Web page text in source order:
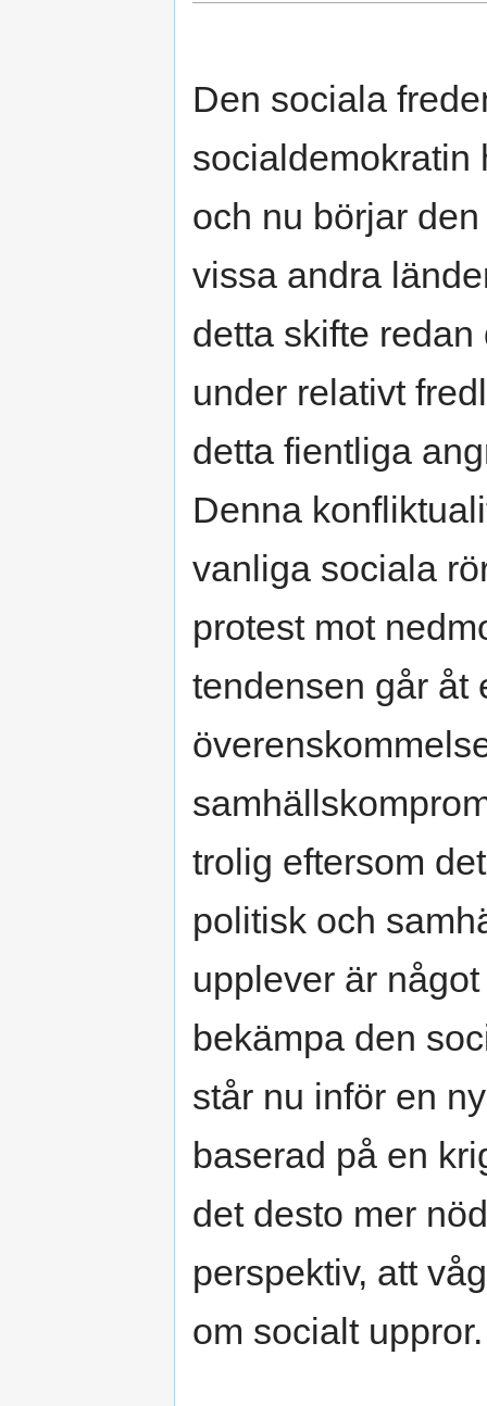
Den sociala
socialdemokratin
och nu börjar
vissa andra
detta skifte
under relativt
detta fientliga
Denna
vanliga sociala
protest mot
tendensen går åt
trolig eftersom
politisk och
upplever är
bekämpa den
står nu inför en
baserad på en
det desto mer
perspektiv, att
om socialt uppror.